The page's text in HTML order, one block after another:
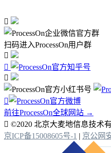

扫码进入ProcessOn用户群




前往ProcessOn全球网站 →
 ©2020 北京大麦地信息技术
京ICP备15008605号-1 | 京公网